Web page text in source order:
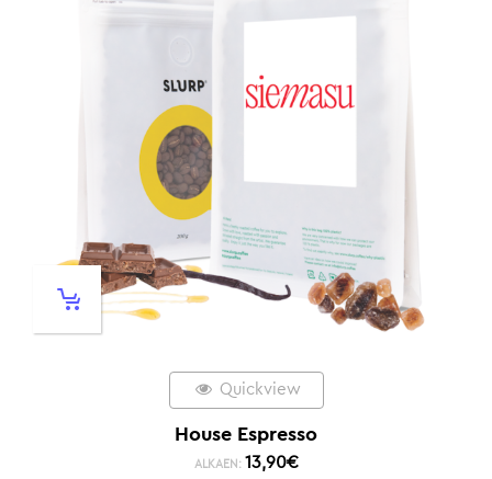
Quickview
House Espresso
ALKAEN: 13,90€